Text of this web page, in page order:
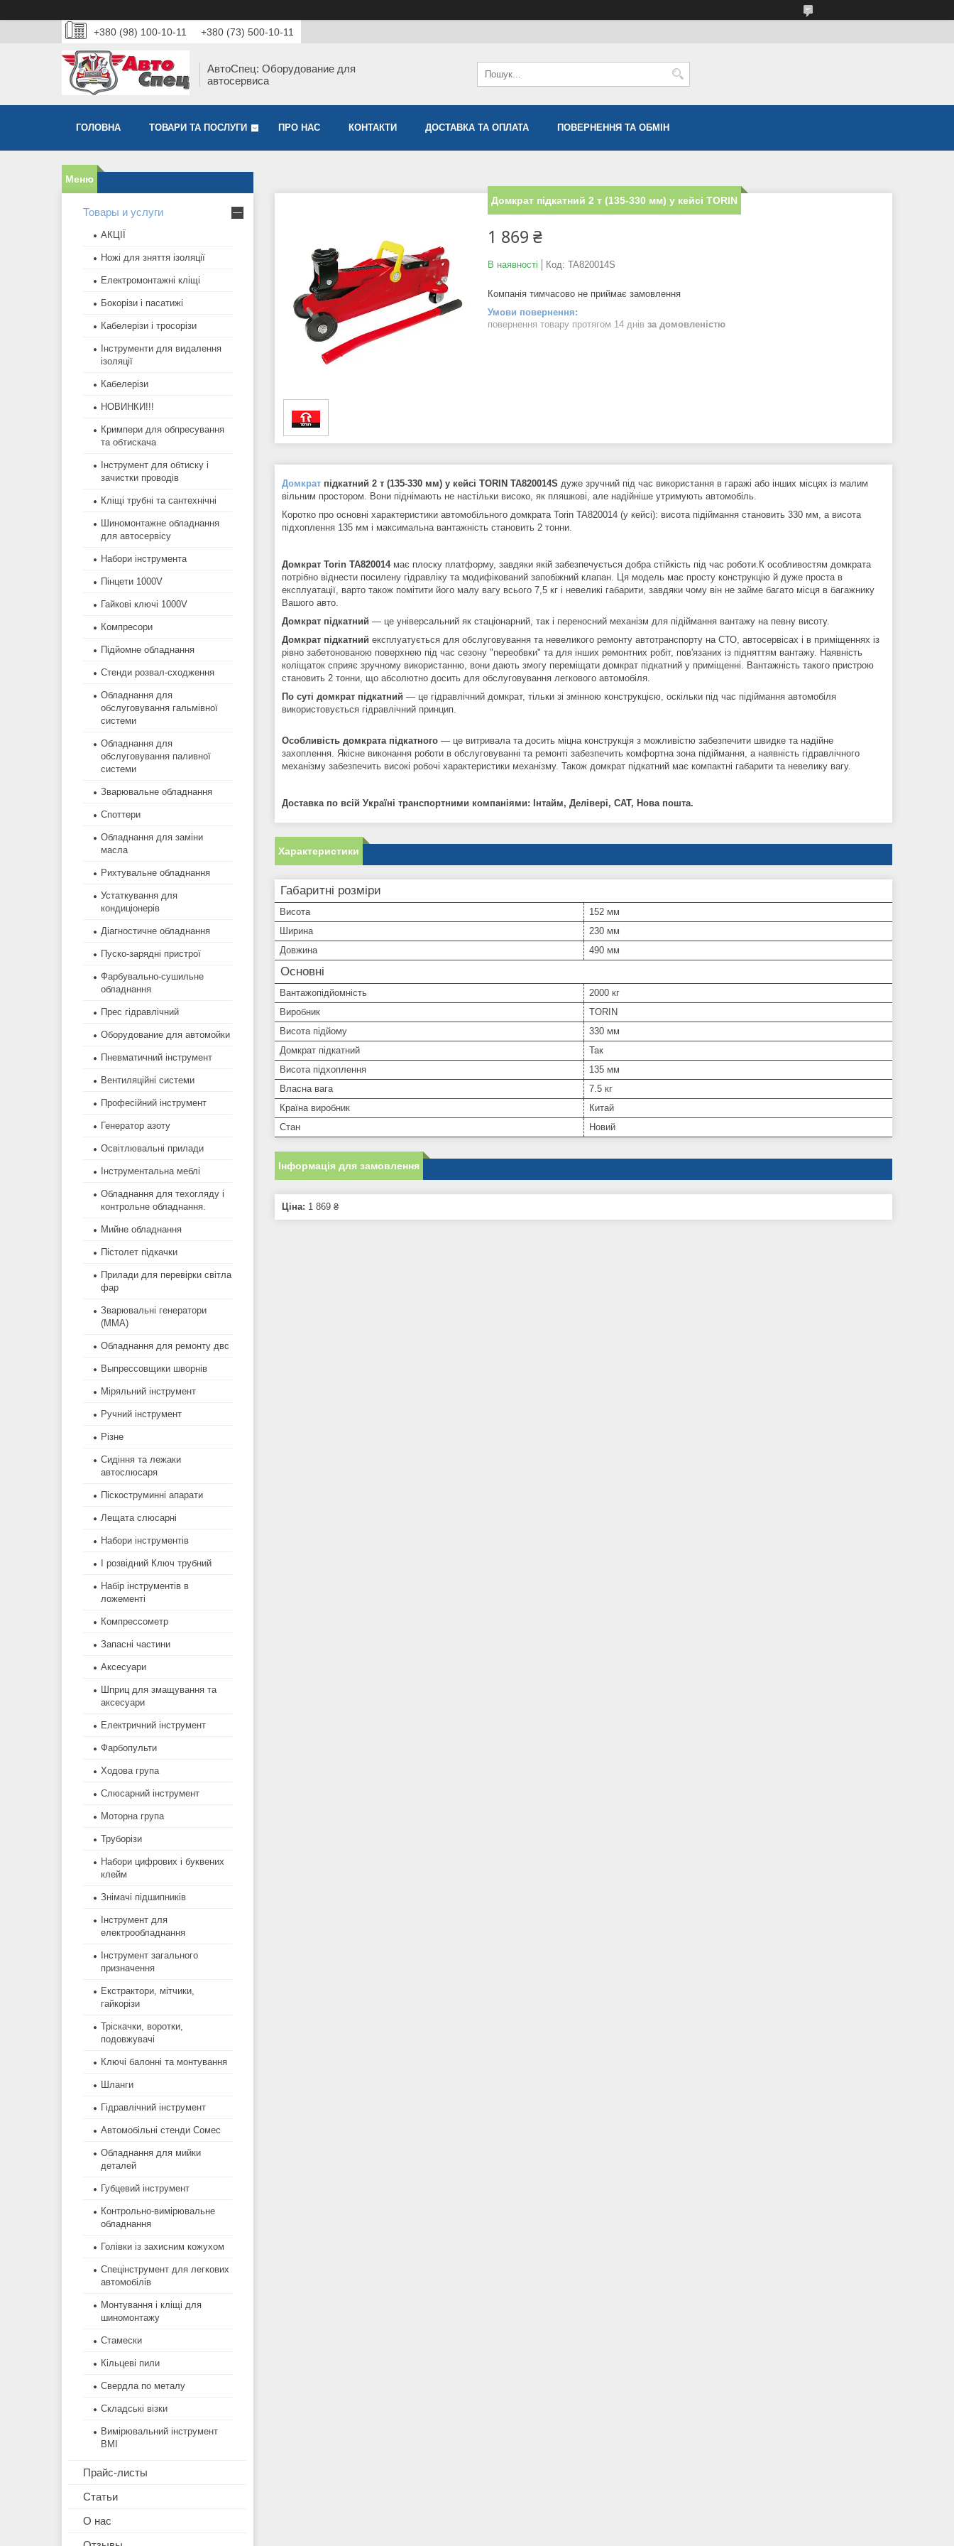
+380 (98) 100-10-11 +380 (73) 500-10-11
АвтоСпец: Оборудование для
автосервиса
ГОЛОВНА ТОВАРИ ТА ПОСЛУГИ ПРО НАС КОНТАКТИ ДОСТАВКА ТА ОПЛАТА ПОВЕРНЕННЯ ТА ОБМІН
Домкрат підкатний 2 т (135-330 мм) у кейсі TORIN
1 869 ₴
В наявності Код: TA820014S
Компанія тимчасово не приймає замовлення
повернення товару протягом 14 днів за домовленістю
Домкрат підкатний 2 т (135-330 мм) у кейсі TORIN TA820014S дуже зручний під час використання в гаражі або інших місцях із малим
вільним простором. Вони піднімають не настільки високо, як пляшкові, але надійніше утримують автомобіль.
Коротко про основні характеристики автомобільного домкрата Torin TA820014 (у кейсі): висота підіймання становить 330 мм, а висота
підхоплення 135 мм і максимальна вантажність становить 2 тонни.
Домкрат Torin TA820014має плоску платформу, завдяки якій забезпечується добра стійкість під час роботи.К особливостям домкрата
потрібно віднести посилену гідравліку та модифікований запобіжний клапан. Ця модель має просту конструкцію й дуже проста в
експлуатації, варто також помітити його малу вагу всього 7,5 кг і невеликі габарити, завдяки чому він не займе багато місця в багажнику
Вашого авто.
Домкрат підкатний — це універсальний як стаціонарний, так і переносний механізм для підіймання вантажу на певну висоту.
Домкрат підкатний експлуатується для обслуговування та невеликого ремонту автотранспорту на СТО, автосервісах і в приміщеннях із
рівно забетонованою поверхнею під час сезону "переобвки" та для інших ремонтних робіт, пов'язаних із підняттям вантажу. Наявність
коліщаток сприяє зручному використанню, вони дають змогу переміщати домкрат підкатний у приміщенні. Вантажність такого пристрою
становить 2 тонни, що абсолютно досить для обслуговування легкового автомобіля.
По суті домкрат підкатний — це гідравлічний домкрат, тільки зі змінною конструкцією, оскільки під час підіймання автомобіля
використовується гідравлічний принцип.
Особливість домкрата підкатного — це витривала та досить міцна конструкція з можливістю забезпечити швидке та надійне
захоплення. Якісне виконання роботи в обслуговуванні та ремонті забезпечить комфортна зона підіймання, а наявність гідравлічного
механізму забезпечить високі робочі характеристики механізму. Також домкрат підкатний має компактні габарити та невелику вагу.
Доставка по всій Україні транспортними компаніями: Інтайм, Делівері, САТ, Нова пошта.
Характеристики
Габаритні розміри
Висота
152 мм
Ширина
230 мм
Довжина
490 мм
Основні
Вантажопідйомність
2000 кг
Виробник
TORIN
Висота підйому
330 мм
Домкрат підкатний
Так
Висота підхоплення
135 мм
Власна вага
7.5 кг
Країна виробник
Китай
Стан
Новий
Інформація для замовлення
Ціна: 1 869 ₴
Товары и услуги
АКЦІЇ
Ножі для зняття ізоляції
Електромонтажні кліщі
Бокорізи і пасатижі
Кабелерізи і тросорізи
Інструменти для видалення
ізоляції
Кабелерізи
НОВИНКИ!!!
Кримпери для обпресування
та обтискача
Інструмент для обтиску і
зачистки проводів
Кліщі трубні та сантехнічні
Шиномонтажне обладнання
для автосервісу
Набори інструмента
Пінцети 1000V
Гайкові ключі 1000V
Компресори
Підйомне обладнання
Стенди розвал-сходження
Обладнання для
обслуговування гальмівної
системи
Обладнання для
обслуговування паливної
системи
Зварювальне обладнання
Споттери
Обладнання для заміни
масла
Рихтувальне обладнання
Устаткування для
кондиціонерів
Діагностичне обладнання
Пуско-зарядні пристрої
Фарбувально-сушильне
обладнання
Прес гідравлічний
Оборудование для автомойки
Пневматичний інструмент
Вентиляційні системи
Професійний інструмент
Генератор азоту
Освітлювальні прилади
Інструментальна меблі
Обладнання для техогляду і
контрольне обладнання.
Мийне обладнання
Пістолет підкачки
Прилади для перевірки світла
фар
Зварювальні генератори
(MMA)
Обладнання для ремонту двс
Выпрессовщики шворнів
Міряльний інструмент
Ручний інструмент
Різне
Сидіння та лежаки
автослюсаря
Піскоструминні апарати
Лещата слюсарні
Набори інструментів
І розвідний Ключ трубний
Набір інструментів в
ложементі
Компрессометр
Запасні частини
Аксесуари
Шприц для змащування та
аксесуари
Електричний інструмент
Фарбопульти
Ходова група
Слюсарний інструмент
Моторна група
Труборізи
Набори цифрових і буквених
клейм
Знімачі підшипників
Інструмент для
електрообладнання
Інструмент загального
призначення
Екстрактори, мітчики,
гайкорізи
Тріскачки, воротки,
подовжувачі
Ключі балонні та монтування
Шланги
Гідравлічний інструмент
Автомобільні стенди Сомес
Обладнання для мийки
деталей
Губцевий інструмент
Контрольно-вимірювальне
обладнання
Голівки із захисним кожухом
Спецінструмент для легкових
автомобілів
Монтування і кліщі для
шиномонтажу
Стамески
Кільцеві пили
Свердла по металу
Складські візки
Вимірювальний інструмент
BMI
Прайс-листы
Статьи
О нас